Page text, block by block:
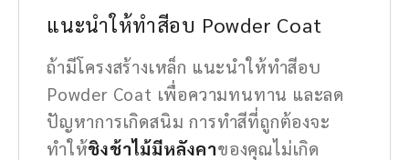
แนะนำให้ทำสีอบ Powder Coat
ถ้ามีโครงสร้างเหล็ก แนะนำให้ทำสีอบ
Powder Coat เพื่อความทนทาน และลด
ปัญหาการเกิดสนิม การทำสีที่ถูกต้องจะ
ทำให้ชิงช้าไม้มีหลังคาของคุณไม่เกิด